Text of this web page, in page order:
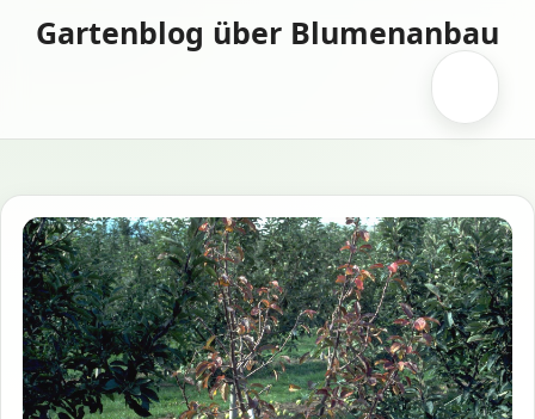
InhaltGartenblog über Blumenanbau